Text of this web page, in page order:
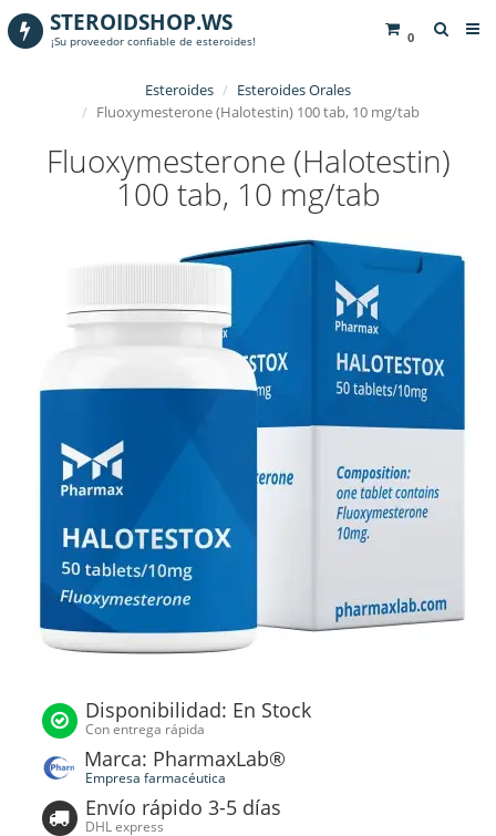
0
STEROIDSHOP.WS
¡Su proveedor confiable de esteroides!
Esteroides
Esteroides Orales
Fluoxymesterone (Halotestin) 100 tab, 10 mg/tab
Fluoxymesterone (Halotestin)
100 tab, 10 mg/tab
Disponibilidad: En Stock
Con entrega rápida
Marca: PharmaxLab®
Empresa farmacéutica
Envío rápido 3-5 días
DHL express